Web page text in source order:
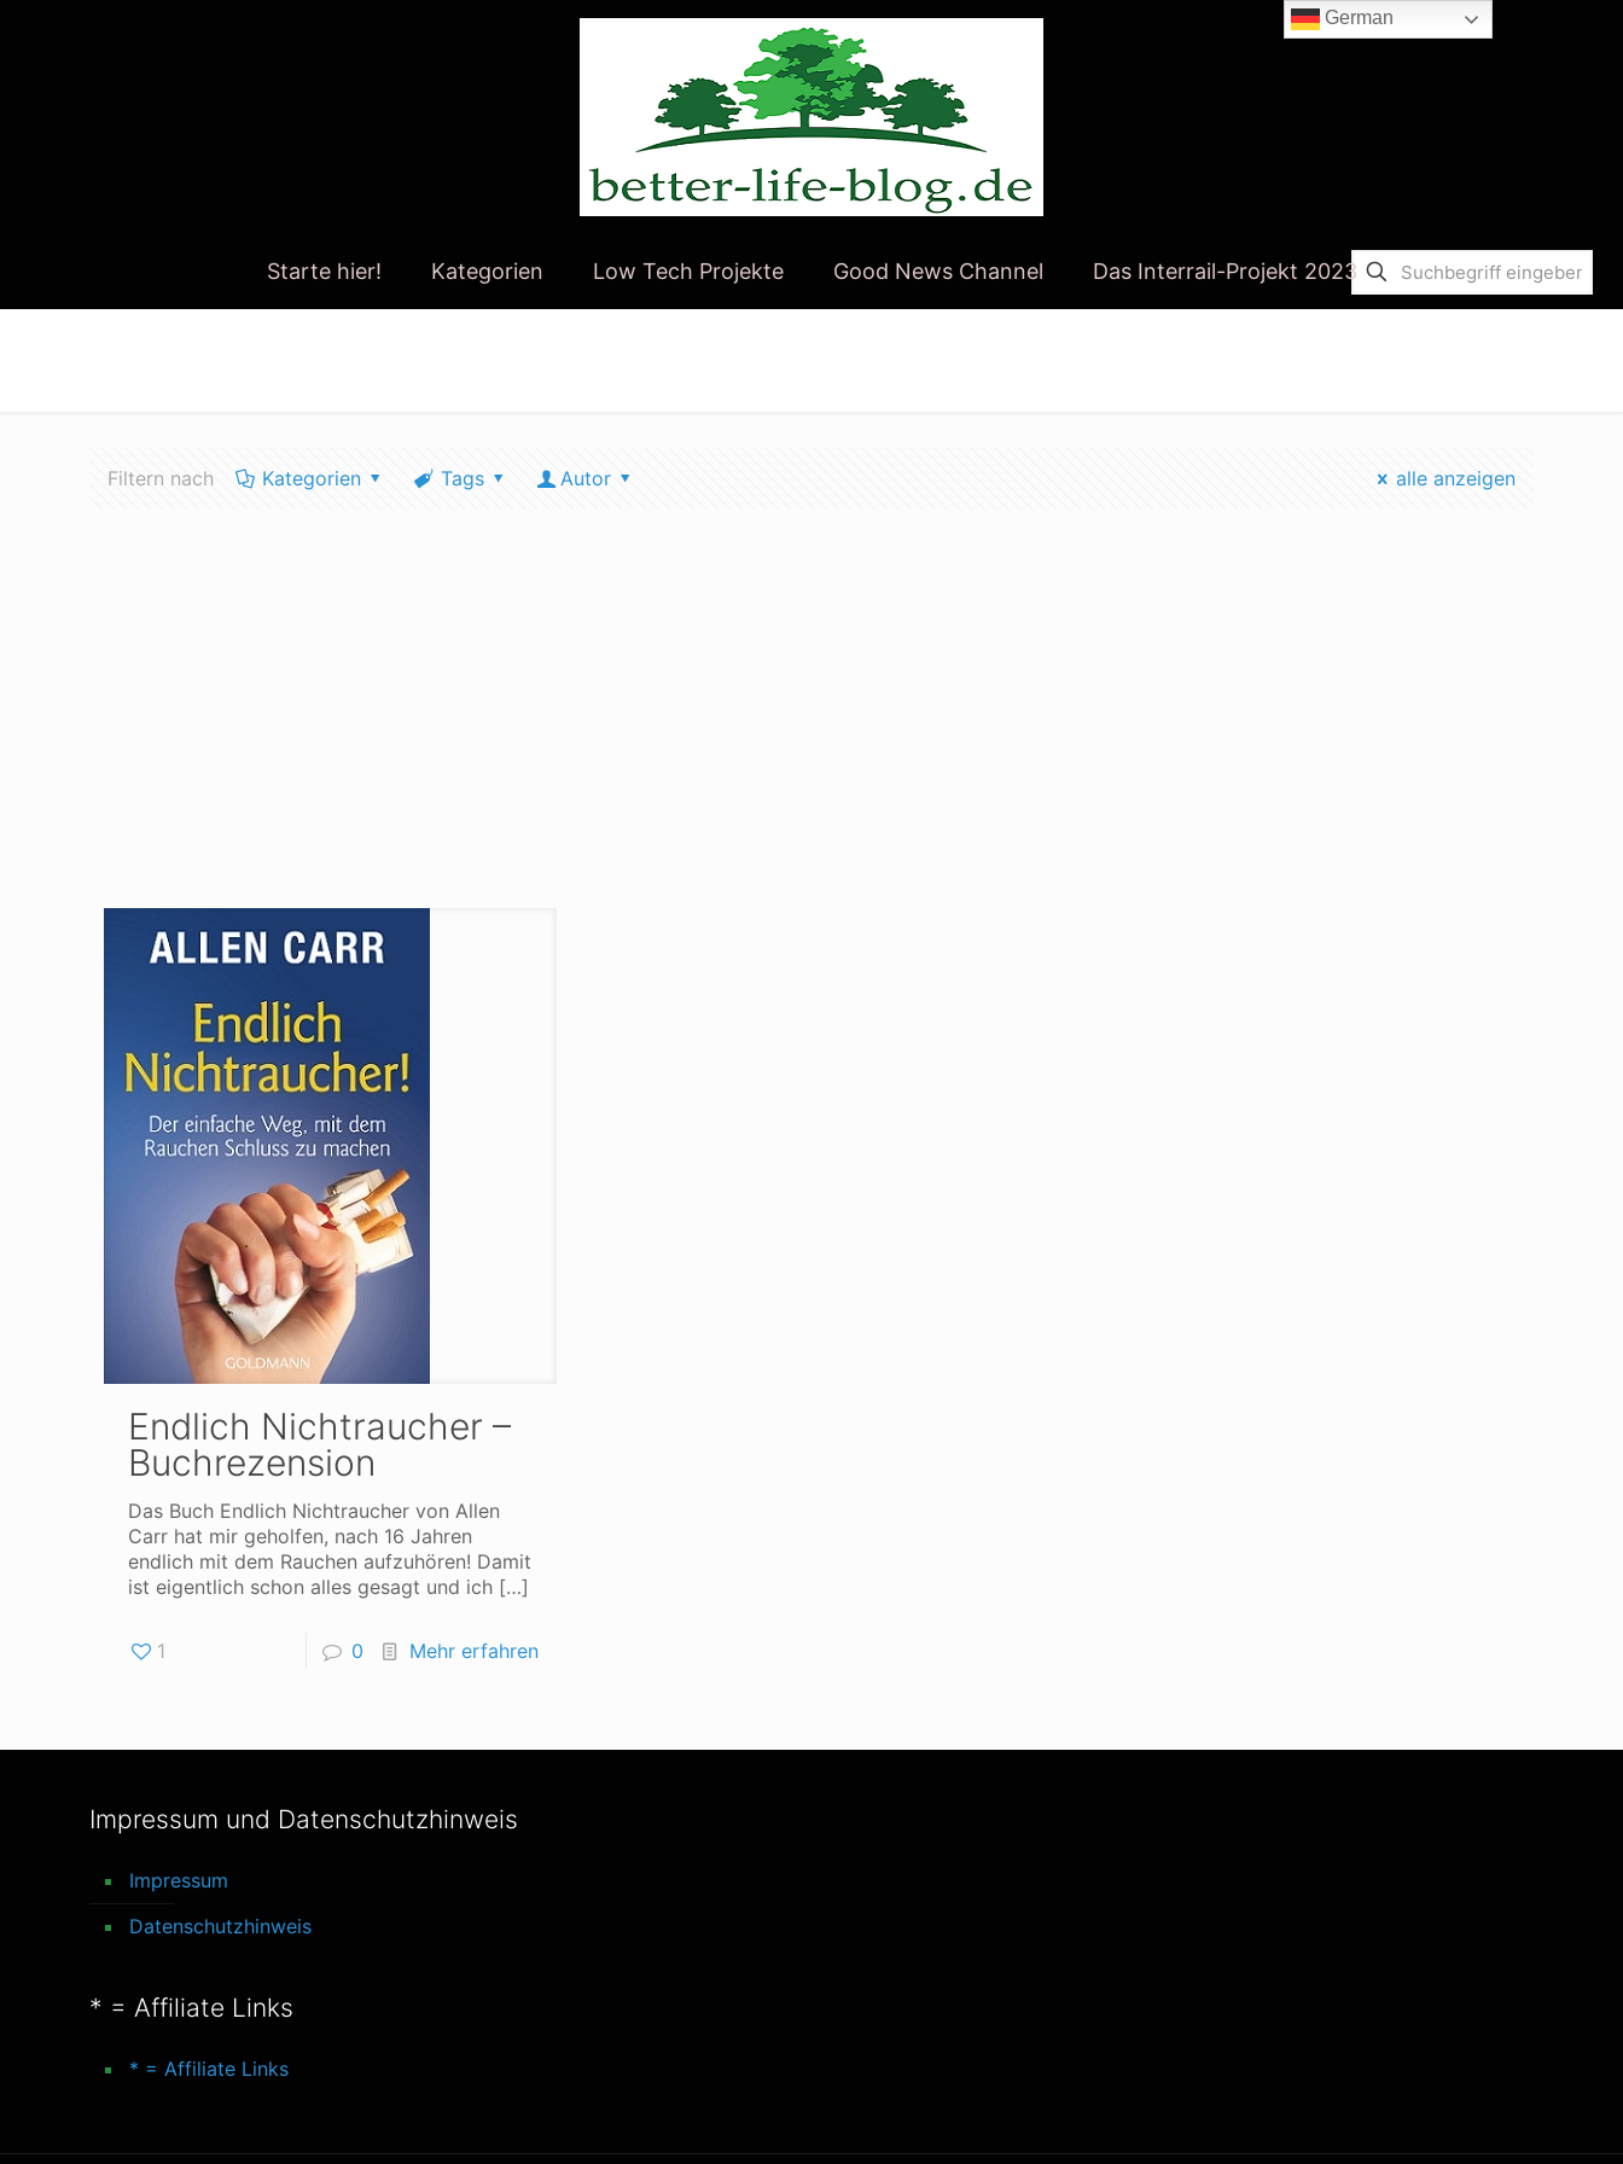
Starte hier! Kategorien Low Tech Projekte Good News Channel Das Interrail-Projekt 2023
Filtern nach Kategorien Tags Autor alle anzeigen
Endlich Nichtraucher –
Buchrezension
Das Buch Endlich Nichtraucher von Allen
Carr hat mir geholfen, nach 16 Jahren
endlich mit dem Rauchen aufzuhören! Damit
ist eigentlich schon alles gesagt und ich[…]
1 0 Mehr erfahren
Impressum und Datenschutzhinweis
Impressum
Datenschutzhinweis
* = Affiliate Links
* = Affiliate Links
German